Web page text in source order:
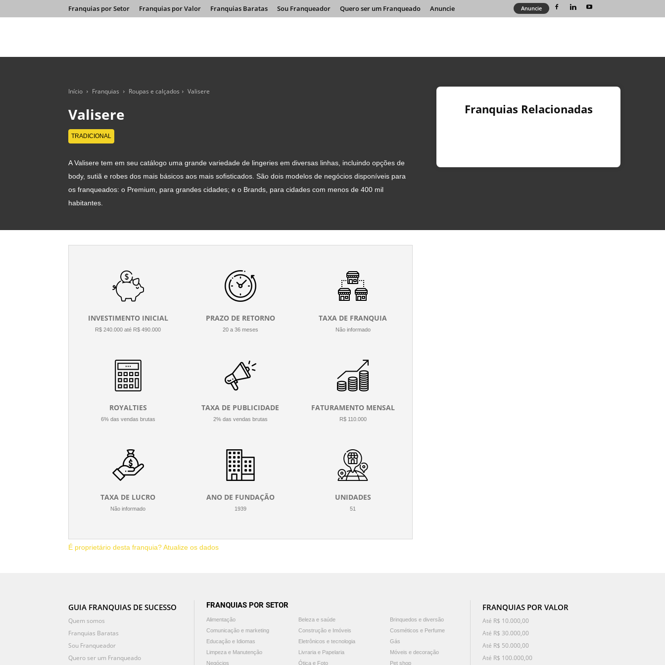
Franquias por Setor Franquias por Valor Franquias Baratas Sou Franqueador Quero ser um Franqueado Anuncie Anuncie
Início Franquias Roupas e calçados Valisere
Valisere
TRADICIONAL
A Valisere tem em seu catálogo uma grande variedade de lingeries em diversas linhas, incluindo opções de
body, sutiã e robes dos mais básicos aos mais sofisticados. São dois modelos de negócios disponíveis para
os franqueados: o Premium, para grandes cidades; e o Brands, para cidades com menos de 400 mil
habitantes.
Franquias Relacionadas
INVESTIMENTO INICIAL
R$ 240.000 até R$ 490.000
PRAZO DE RETORNO
20 a 36 meses
TAXA DE FRANQUIA
Não informado
ROYALTIES
6% das vendas brutas
TAXA DE PUBLICIDADE
2% das vendas brutas
FATURAMENTO MENSAL
R$ 110.000
TAXA DE LUCRO
Não informado
ANO DE FUNDAÇÃO
1939
UNIDADES
51
É proprietário desta franquia? Atualize os dados
GUIA FRANQUIAS DE SUCESSO
Quem somos
Franquias Baratas
Sou Franqueador
Quero ser um Franqueado
FRANQUIAS POR SETOR
Alimentação Beleza e saúde
Brinquedos e diversão
Comunicação e marketing
Construção e Imóveis
Cosméticos e Perfume
Educação e Idiomas
Eletrônicos e tecnologia
Gás
Limpeza e Manutenção
Livraria e Papelaria
Móveis e decoração
Negócios
Ótica e Foto Pet shop
FRANQUIAS POR VALOR
Até R$ 10.000,00
Até R$ 30.000,00
Até R$ 50.000,00
Até R$ 100.000,00